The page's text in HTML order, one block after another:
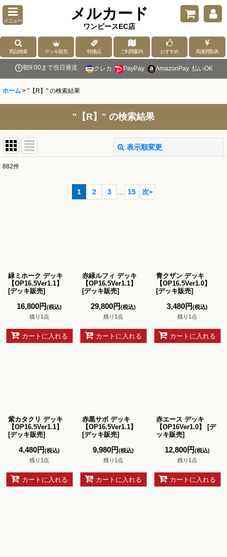
メニュー メルカード
ワンピースEC店
商品検索 デッキ販売 特価品 ご利用案内 おすすめ 高価買取表
朝9:00まで当日発送 クレカ PayPay AmazonPay 払いOK
ホーム > "【R】" の検索結果
"【R】" の検索結果
表示順変更
882件
1 2 3 15 次»
緑ミホーク デッキ
【OP16.5Ver1.1】
[デッキ販売]
16,800円(税込)
残り1点
カートに入れる
赤緑ルフィ デッキ
【OP16.5Ver1.1】
[デッキ販売]
29,800円(税込)
残り1点
カートに入れる
青クザン デッキ
【OP16.5Ver1.0】
[デッキ販売]
3,480円(税込)
残り1点
カートに入れる
紫カタクリ デッキ
【OP16.5Ver1.1】
[デッキ販売]
4,480円(税込)
残り1点
カートに入れる
赤黒サボ デッキ
【OP16.5Ver1.1】
[デッキ販売]
9,980円(税込)
残り1点
カートに入れる
赤エース デッキ
【OP16Ver1.0】
[デ
ッキ販売]
12,800円(税込)
残り1点
カートに入れる